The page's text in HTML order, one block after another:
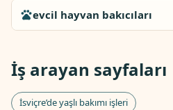
evcil hayvan bakıcıları
İş arayan sayfaları
İsviçre’de yaşlı bakımı işleri